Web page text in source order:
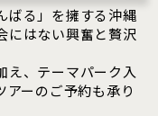
ばる」を擁する沖縄
にはない興奮と贅沢
え、テーマパーク入
ーのご予約も承り